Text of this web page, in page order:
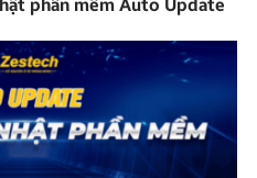
phần mềm Auto Update